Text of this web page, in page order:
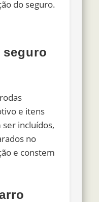
do seguro.
e itens
incluídos,
no
e constem